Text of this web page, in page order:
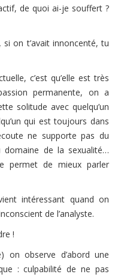
de quoi ai-je souffert ?
on t’avait innoncenté, tu
c’est qu’elle est très
permanente, on a
solitude avec quelqu’un
qui est toujours dans
ne supporte pas du
de la sexualité…
permet de mieux parler
intéressant quand on
de l’analyste.
!
on observe d’abord une
: culpabilité de ne pas